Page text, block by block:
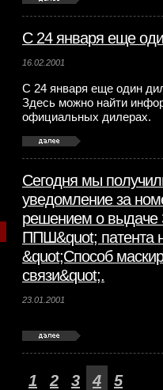
С 24 января еще
16.02.2001
С 24 января еще один
Здесь можно найти
официальных дилерах.
Сегодня мы
уведомление за
решением о выдаче
ППШ&quot; патента
&quot;Способ
связи&quot;.
23.01.2001
1 2 3 4 5